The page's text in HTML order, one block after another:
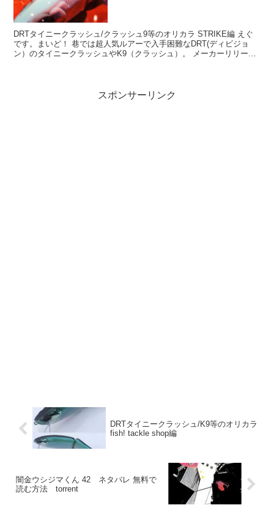
DRTタイニークラッシュ/クラッシュ9等のオリカラ STRIKE編 えぐ
です。まいど！ 巷では超人気ルアーで入手困難なDRT(ディビジョ
ン）のタイニークラッシュやK9（クラッシュ）。 メーカーリリース
スポンサーリンク
DRTタイニークラッシュ/K9等のオリカラ
fish! tackle shop編
闇金ウシジマくん 42 ネタバレ 無料で
読む方法 torrent